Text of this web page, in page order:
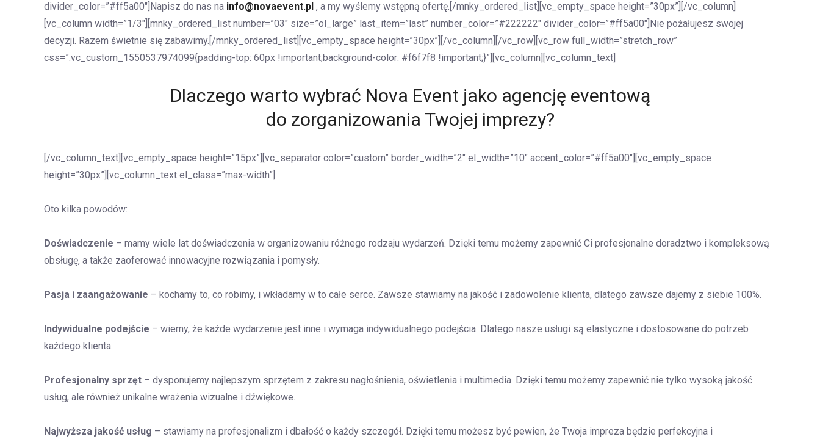
divider_color=”#ff5a00″]Napisz do nas na info@novaevent.pl , a my wyślemy wstępną ofertę.[/mnky_ordered_list][vc_empty_space height=”30px”][/vc_column]
[vc_column width=”1/3″][mnky_ordered_list number=”03″ size=”ol_large” last_item=”last” number_color=”#222222″ divider_color=”#ff5a00″]Nie pożałujesz swojej
decyzji. Razem świetnie się zabawimy.[/mnky_ordered_list][vc_empty_space height=”30px”][/vc_column][/vc_row][vc_row full_width=”stretch_row”
css=”.vc_custom_1550537974099{padding-top: 60px !important;background-color: #f6f7f8 !important;}”][vc_column][vc_column_text]
Dlaczego warto wybrać Nova Event jako agencję eventową
do zorganizowania Twojej imprezy?
[/vc_column_text][vc_empty_space height=”15px”][vc_separator color=”custom” border_width=”2″ el_width=”10″ accent_color=”#ff5a00″][vc_empty_space
height=”30px”][vc_column_text el_class=”max-width”]
Oto kilka powodów:
Doświadczenie – mamy wiele lat doświadczenia w organizowaniu różnego rodzaju wydarzeń. Dzięki temu możemy zapewnić Ci profesjonalne doradztwo i kompleksową
obsługę, a także zaoferować innowacyjne rozwiązania i pomysły.
Pasja i zaangażowanie – kochamy to, co robimy, i wkładamy w to całe serce. Zawsze stawiamy na jakość i zadowolenie klienta, dlatego zawsze dajemy z siebie 100%.
Indywidualne podejście – wiemy, że każde wydarzenie jest inne i wymaga indywidualnego podejścia. Dlatego nasze usługi są elastyczne i dostosowane do potrzeb
każdego klienta.
Profesjonalny sprzęt – dysponujemy najlepszym sprzętem z zakresu nagłośnienia, oświetlenia i multimedia. Dzięki temu możemy zapewnić nie tylko wysoką jakość
usług, ale również unikalne wrażenia wizualne i dźwiękowe.
Najwyższa jakość usług – stawiamy na profesjonalizm i dbałość o każdy szczegół. Dzięki temu możesz być pewien, że Twoja impreza będzie perfekcyjna i